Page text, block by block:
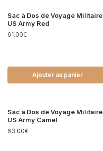
Sac à Dos de Voyage Militaire
US Army Red
61.00€
Ajouter au panier
Sac à Dos de Voyage Militaire
US Army Camel
63.00€